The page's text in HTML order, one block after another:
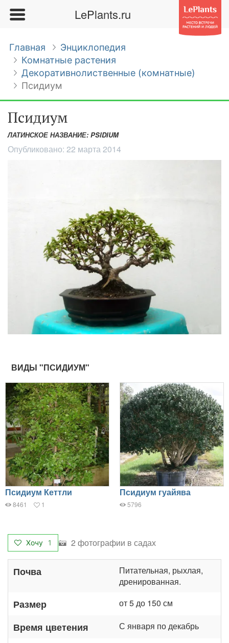
LePlants.ru
Главная
Энциклопедия
Комнатные растения
Декоративнолиственные (комнатные)
Псидиум
Псидиум
ЛАТИНСКОЕ НАЗВАНИЕ: PSIDIUM
Опубликовано: 22 марта 2014
ВИДЫ "ПСИДИУМ"
Псидиум Кеттли
8461 1
Псидиум гуайява
5796
Хочу 1 2 фотографии в садах
Почва
Питательная, рыхлая,
дренированная.
Размер от 5 до 150 см
Время цветения С января по декабрь